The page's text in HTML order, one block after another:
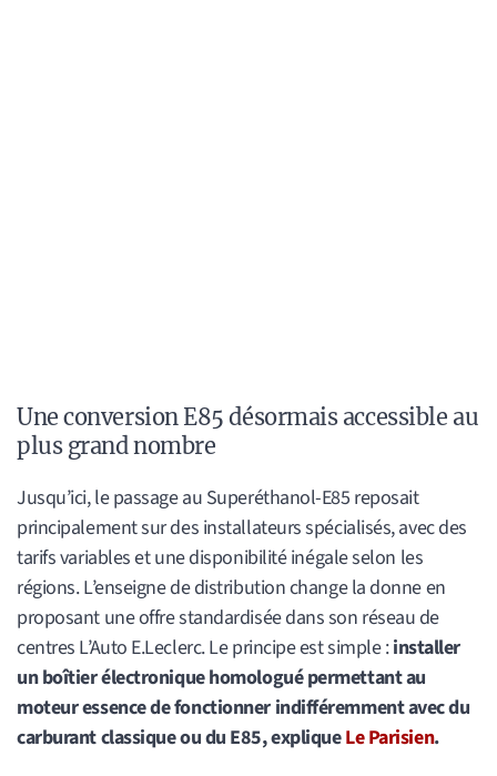
Une conversion E85 désormais accessible au
plus grand nombre
Jusqu’ici, le passage au Superéthanol-E85 reposait
principalement sur des installateurs spécialisés, avec des
tarifs variables et une disponibilité inégale selon les
régions. L’enseigne de distribution change la donne en
proposant une offre standardisée dans son réseau de
centres L’Auto E.Leclerc. Le principe est simple :installer
un boîtier électronique homologué permettant au
moteur essence de fonctionner indifféremment avec du
carburant classique ou du E85, expliqueLe Parisien.